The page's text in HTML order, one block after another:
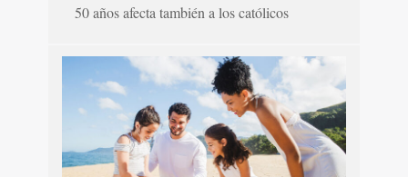
50 años afecta también a los católicos